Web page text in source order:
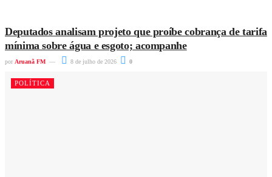
Deputados analisam projeto que proíbe cobrança de tarifa
mínima sobre água e esgoto; acompanhe
por Aruanã FM 8 de julho de 2026 0
POLÍTICA